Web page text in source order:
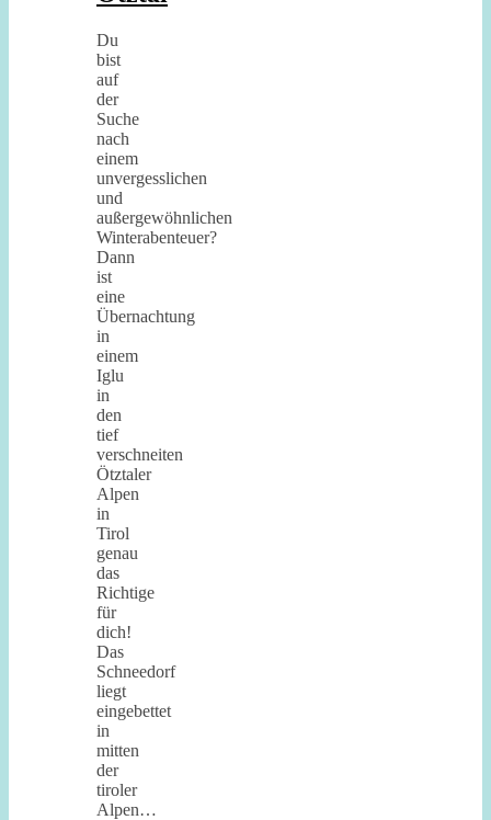
Du
bist
auf
der
Suche
nach
einem
unvergesslichen
und
außergewöhnlichen
Winterabenteuer?
Dann
ist
eine
Übernachtung
in
einem
Iglu
in
den
tief
verschneiten
Ötztaler
Alpen
in
Tirol
genau
das
Richtige
für
dich!
Das
Schneedorf
liegt
eingebettet
in
mitten
der
tiroler
Alpen…